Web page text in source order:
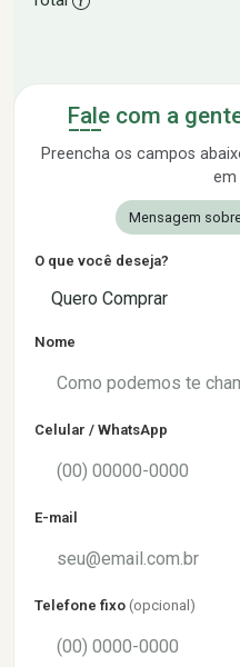
Fale com a
Preencha os campos
em
Mensagem
O que você deseja?
Quero Comprar
Nome
Celular / WhatsApp
E-mail
Telefone fixo (opcional)